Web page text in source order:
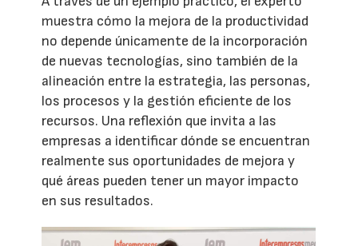
muestra cómo la mejora de la productividad
no depende únicamente de la incorporación
de nuevas tecnologías, sino también de la
alineación entre la estrategia, las personas,
los procesos y la gestión eficiente de los
recursos. Una reflexión que invita a las
empresas a identificar dónde se encuentran
realmente sus oportunidades de mejora y
qué áreas pueden tener un mayor impacto
en sus resultados.